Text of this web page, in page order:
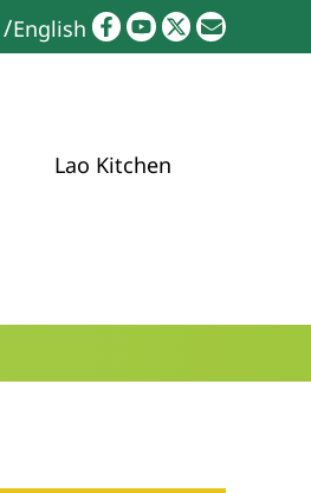
English
Lao Kitchen